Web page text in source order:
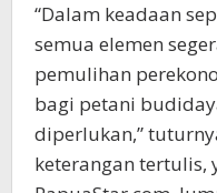
“Dalam keadaan
semua elemen
pemulihan
bagi petani
diperlukan,”
keterangan tertulis,